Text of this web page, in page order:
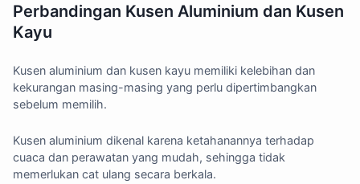
Perbandingan Kusen Aluminium dan Kusen
Kayu
Kusen aluminium dan kusen kayu memiliki kelebihan dan
kekurangan masing-masing yang perlu dipertimbangkan
sebelum memilih.
Kusen aluminium dikenal karena ketahanannya terhadap
cuaca dan perawatan yang mudah, sehingga tidak
memerlukan cat ulang secara berkala.